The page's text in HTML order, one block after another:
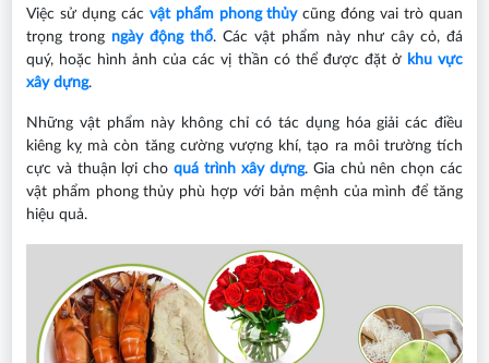
Việc sử dụng các vật phẩm phong thủycũng đóng vai trò quan
trọng trong ngày động thổ. Các vật phẩm này như cây cỏ, đá
quý, hoặc hình ảnh của các vị thần có thể được đặt ở khu vực
xây dựng.
Những vật phẩm này không chỉ có tác dụng hóa giải các điều
kiêng kỵ mà còn tăng cường vượng khí, tạo ra môi trường tích
cực và thuận lợi choquá trình xây dựng. Gia chủ nên chọn các
vật phẩm phong thủy phù hợp với bản mệnh của mình để tăng
hiệu quả.